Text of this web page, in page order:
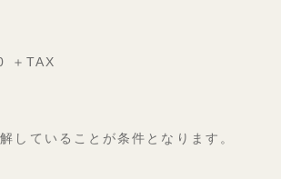
＋ TAX
ていることが条件となります。